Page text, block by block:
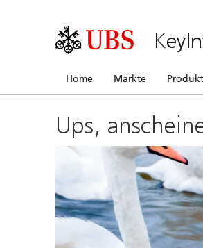
Home Märkte
Ups,